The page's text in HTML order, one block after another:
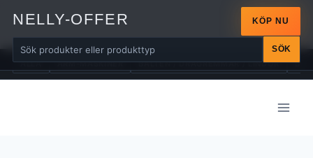
NELLY-OFFER
SÖK
KÖP NU
ALLA ARM-MASKINER BÄLTEN / DRAGREMMAR / LINDOR